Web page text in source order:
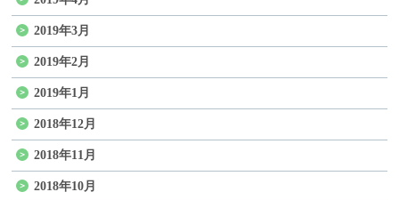
2019年3月
2019年2月
2019年1月
2018年12月
2018年11月
2018年10月